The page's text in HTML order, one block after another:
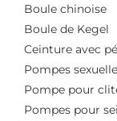
Boule chinoise
Boule de Kegel
Ceinture avec
Pompes
Pompe pour
Pompes pour